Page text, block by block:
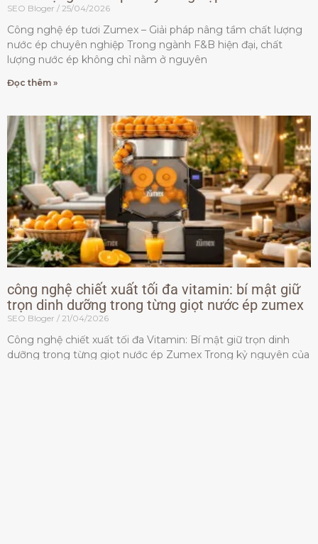
SEO Bloger 25/04/2026
Công nghệ ép tươi Zumex – Giải pháp nâng tầm chất lượng
nước ép chuyên nghiệp Trong ngành F&B hiện đại, chất
lượng nước ép không chỉ nằm ở nguyên
Đọc thêm »
công nghệ chiết xuất tối đa vitamin: bí mật giữ
trọn dinh dưỡng trong từng giọt nước ép zumex
SEO Bloger 21/04/2026
Công nghệ chiết xuất tối đa Vitamin: Bí mật giữ trọn dinh
dưỡng trong từng giọt nước ép Zumex Trong kỷ nguyên của